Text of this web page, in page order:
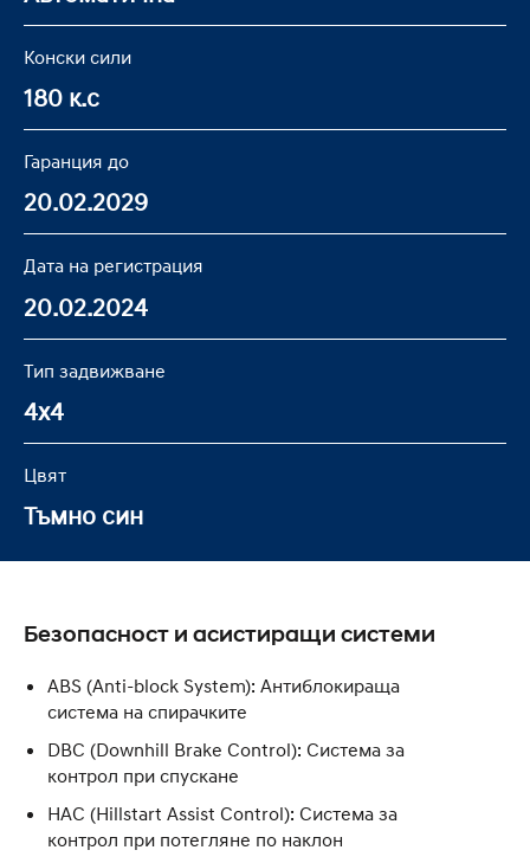
Конски сили
180 к.с
Гаранция до
20.02.2029
Дата на регистрация
20.02.2024
Тип задвижване
4x4
Цвят
Тъмно син
Безопасност и асистиращи системи
ABS (Anti-block System): Антиблокираща
система на спирачките
DBC (Downhill Brake Control): Система за
контрол при спускане
HAC (Hillstart Assist Control): Система за
контрол при потегляне по наклон